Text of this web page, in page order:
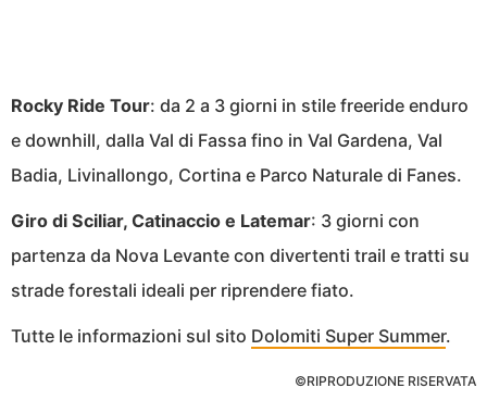
Rocky Ride Tour: da 2 a 3 giorni in stile freeride enduro
e downhill, dalla Val di Fassa fino in Val Gardena, Val
Badia, Livinallongo, Cortina e Parco Naturale di Fanes.
Giro di Sciliar, Catinaccio e Latemar: 3 giorni con
partenza da Nova Levante con divertenti trail e tratti su
strade forestali ideali per riprendere fiato.
Tutte le informazioni sul sito Dolomiti Super Summer.
©RIPRODUZIONE RISERVATA